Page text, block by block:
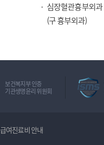
심장혈관흉부외과
(구 흉부외과)
보건복지부 인증
기관생명윤리 위원회
여진료비 안내